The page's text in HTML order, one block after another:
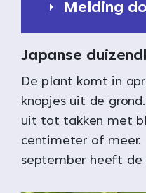
Melding
Japanse
De plant komt in
knopjes uit de
uit tot takken met
centimeter of meer.
september heeft